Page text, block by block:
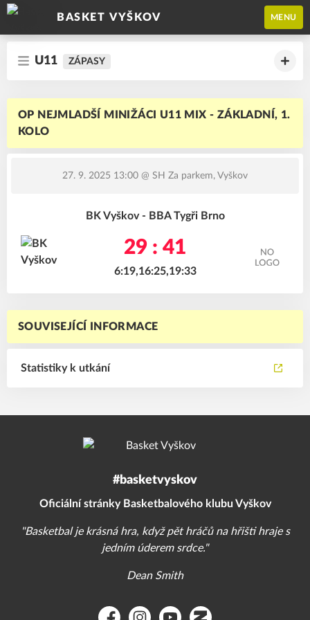
BASKET VYŠKOV MENU
U11 ZÁPASY
OP NEJMLADŠÍ MINIŽÁCI U11 MIX - ZÁKLADNÍ, 1.
KOLO
27. 9. 2025 13:00 @ SH Za parkem, Vyškov
BK Vyškov - BBA Tygři Brno
29 : 41
6:19,16:25,19:33
SOUVISEJÍCÍ INFORMACE
Statistiky k utkání
#basketvyskov
Oficiální stránky Basketbalového klubu Vyškov
"Basketbal je krásná hra, když pět hráčů na hřišti hraje s
jedním úderem srdce."
Dean Smith